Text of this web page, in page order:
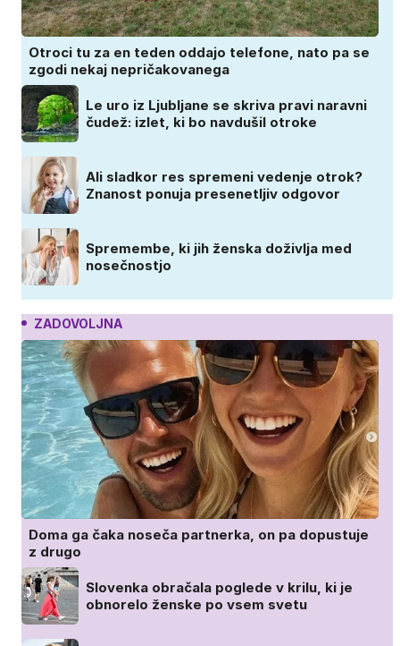
Otroci tu za en teden oddajo telefone, nato pa se
zgodi nekaj nepričakovanega
Le uro iz Ljubljane se skriva pravi naravni
čudež: izlet, ki bo navdušil otroke
Ali sladkor res spremeni vedenje otrok?
Znanost ponuja presenetljiv odgovor
Spremembe, ki jih ženska doživlja med
nosečnostjo
ZADOVOLJNA
Doma ga čaka noseča partnerka, on pa dopustuje
z drugo
Slovenka obračala poglede v krilu, ki je
obnorelo ženske po vsem svetu